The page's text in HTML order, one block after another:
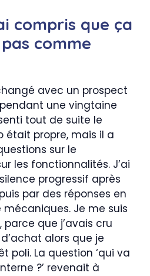
compris que ça
comme
avec un prospect
une vingtaine
tout de suite le
était propre, mais il a
sur le
les fonctionnalités. J’ai
progressif après
par des réponses en
mécaniques. Je me suis
que j’avais cru
alors que je
poli. La question ‘qui va
?’ revenait à